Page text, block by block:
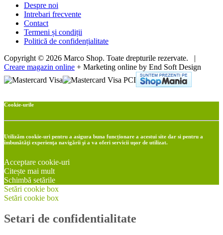
Despre noi
Intrebari frecvente
Contact
Termeni și condiții
Politică de confidențialitate
Copyright © 2026 Marco Shop. Toate drepturile rezervate. |
Creare magazin online + Marketing online by End Soft Design
Cookie-urile
Utilizăm cookie-uri pentru a asigura buna funcționare a acestui site dar si pentru a
îmbunătăţi experienţa navigării şi a va oferi servicii uşor de utilizat.
Acceptare cookie-uri
Citește mai mult
Schimbă setările
Setări cookie box
Setări cookie box
Setari de confidentialitate